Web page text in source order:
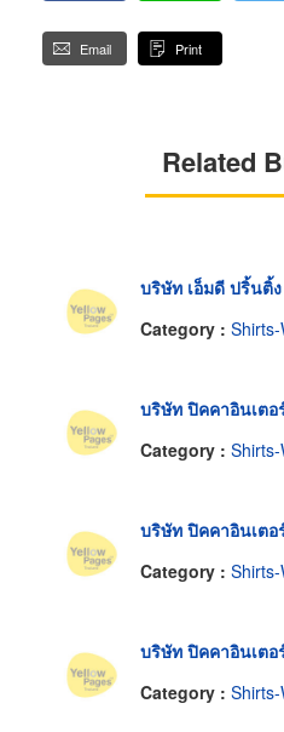
Email Print
Related
บริษัท เอ็มดี ปริ้นติ้
Category : Shirts-
บริษัท ปิคคาอินเตอ
Category : Shirts-
บริษัท ปิคคาอินเตอ
Category : Shirts-
บริษัท ปิคคาอินเตอ
Category : Shirts-